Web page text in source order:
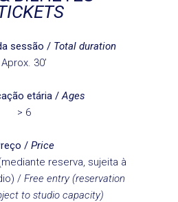
sessão / Total duration
Aprox. 30’
etária /Ages
> 6
/ Price
reserva, sujeita à
/ Free entry (reservation
to studio capacity)